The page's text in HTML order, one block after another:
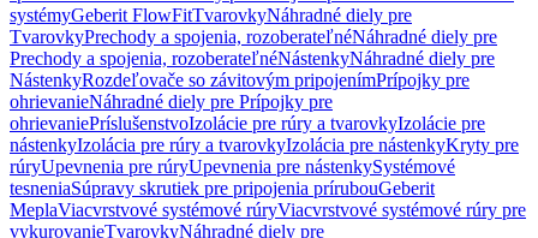
systémyGeberit FlowFitTvarovkyNáhradné diely pre
TvarovkyPrechody a spojenia, rozoberateľnéNáhradné diely pre
Prechody a spojenia, rozoberateľnéNástenkyNáhradné diely pre
NástenkyRozdeľovače so závitovým pripojenímPrípojky pre
ohrievanieNáhradné diely pre Prípojky pre
ohrievaniePríslušenstvoIzolácie pre rúry a tvarovkyIzolácie pre
nástenkyIzolácia pre rúry a tvarovkyIzolácia pre nástenkyKryty pre
rúryUpevnenia pre rúryUpevnenia pre nástenkySystémové
tesneniaSúpravy skrutiek pre pripojenia prírubouGeberit
MeplaViacvrstvové systémové rúryViacvrstvové systémové rúry pre
vykurovanieTvarovkyNáhradné diely pre